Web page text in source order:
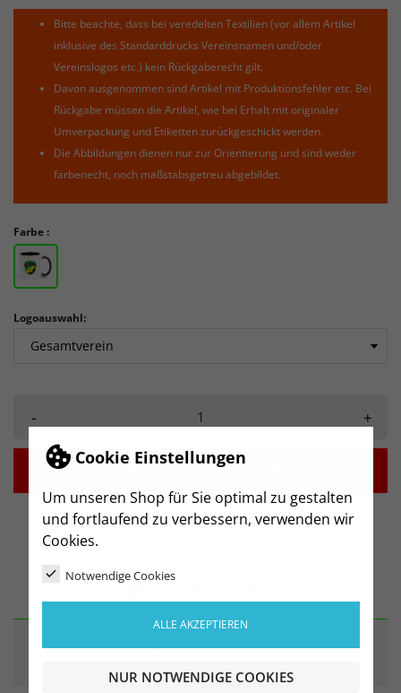
Cookie Einstellungen
Um unseren Shop für Sie optimal zu gestalten
und fortlaufend zu verbessern, verwenden wir
Cookies.
Notwendige Cookies
ALLE AKZEPTIEREN
NUR NOTWENDIGE COOKIES
Bitte beachte, dass bei veredelten Textilien (vor allem Artikel
inklusive des Standarddrucks Vereinsnamen und/oder
Vereinslogos etc.) kein Rückgaberecht gilt.
Davon ausgenommen sind Artikel mit Produktionsfehler etc. Bei
Rückgabe müssen die Artikel, wie bei Erhalt mit originaler
Umverpackung und Etiketten zurückgeschickt werden.
Die Abbildungen dienen nur zur Orientierung und sind weder
farbenecht, noch maßstabsgetreu abgebildet.
Farbe :
Logoauswahl:
- +
 IN DEN WARENKORB
BESCHREIBUNG
ARTIKELDETAILS